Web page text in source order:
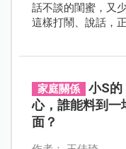
話不談的閨蜜，又
這樣打鬧、說話，
家庭關係
小S的
心，誰能料到一
面？